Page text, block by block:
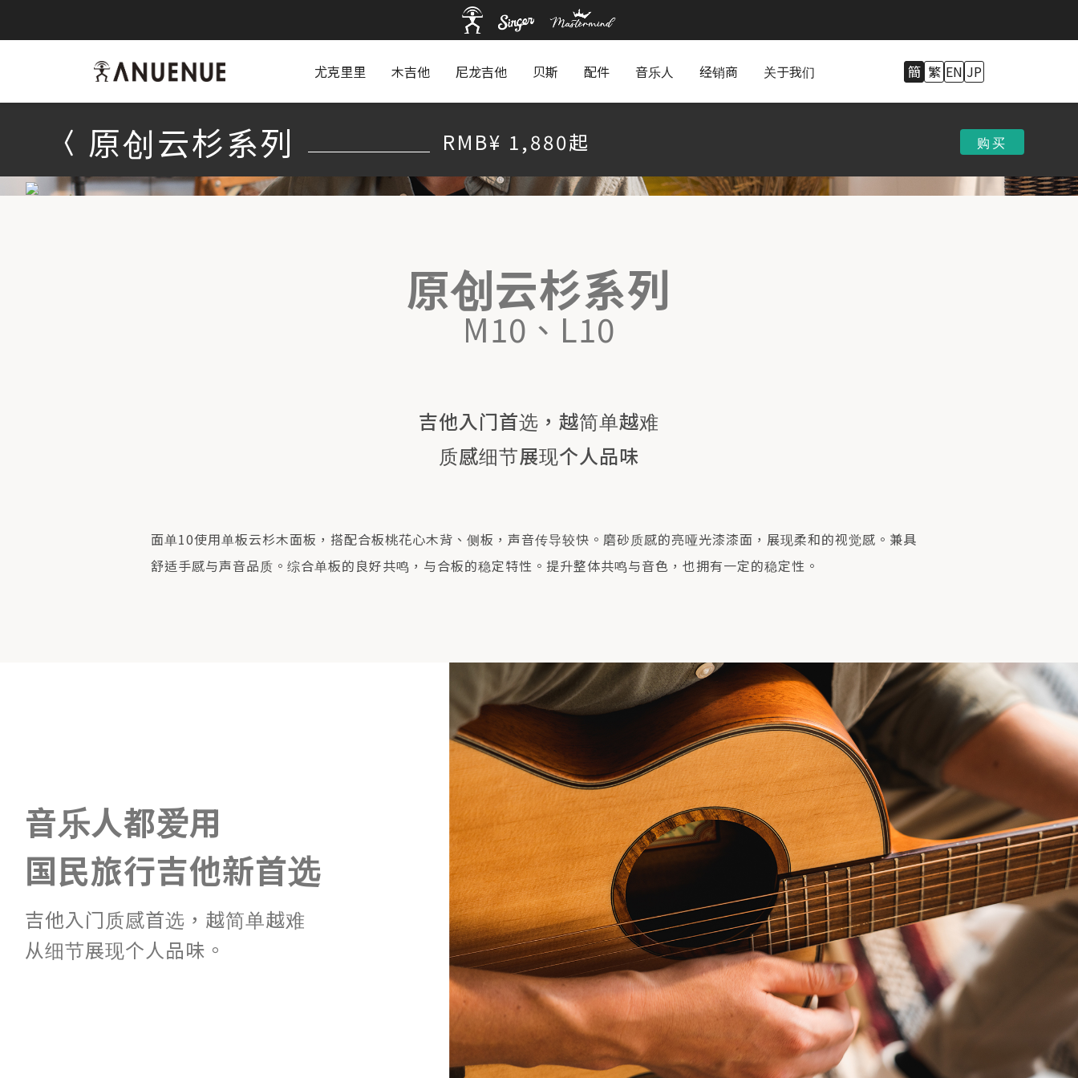
anuenue
尤克里里 木吉他 尼龙吉他 贝斯 配件 音乐人 经销商 关于我们 簡 繁 EN JP
原创云杉系列 RMB¥ 1,880起 购买
原创云杉系列 购买
原创云杉系列
M10、L10
吉他入门首选，越简单越难
质感细节展现个人品味
面单10使用单板云杉木面板，搭配合板桃花心木背、侧板，声音传导较快。磨砂质感的亮哑光漆漆面，展现柔和的视觉感。兼具
舒适手感与声音品质。综合单板的良好共鸣，与合板的稳定特性。提升整体共鸣与音色，也拥有一定的稳定性。
音乐人都爱用
国民旅行吉他新首选
吉他入门质感首选，越简单越难
从细节展现个人品味。